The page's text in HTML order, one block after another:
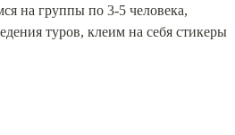
на группы по 3-5 человека,
туров, клеим на себя стикеры